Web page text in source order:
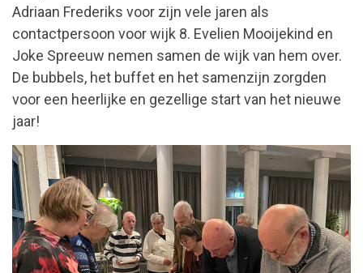
Adriaan Frederiks voor zijn vele jaren als
contactpersoon voor wijk 8. Evelien Mooijekind en
Joke Spreeuw nemen samen de wijk van hem over.
De bubbels, het buffet en het samenzijn zorgden
voor een heerlijke en gezellige start van het nieuwe
jaar!